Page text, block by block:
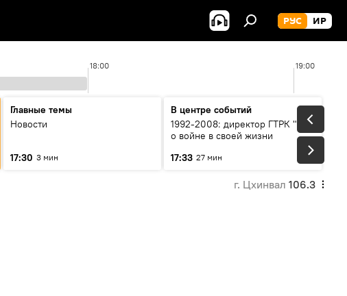
РУС ИР
18:00 19:00
Главные темы
Новости
17:30 3 мин
В центре событий
1992-2008: директор ГТРК "Ир"
о войне в своей жизни
17:33 27 мин
г. Цхинвал 106.3